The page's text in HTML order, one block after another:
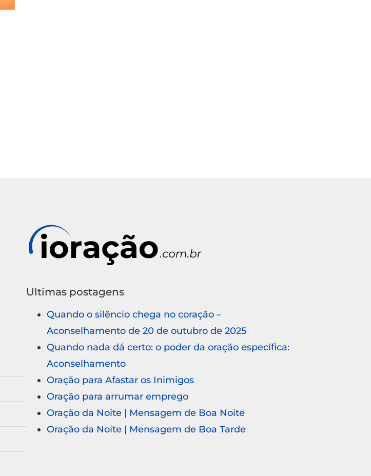
Ultimas postagens
Quando o silêncio chega no coração –
Aconselhamento de 20 de outubro de 2025
Quando nada dá certo: o poder da oração específica:
Aconselhamento
Oração para Afastar os Inimigos
Oração para arrumar emprego
Oração da Noite | Mensagem de Boa Noite
Oração da Noite | Mensagem de Boa Tarde